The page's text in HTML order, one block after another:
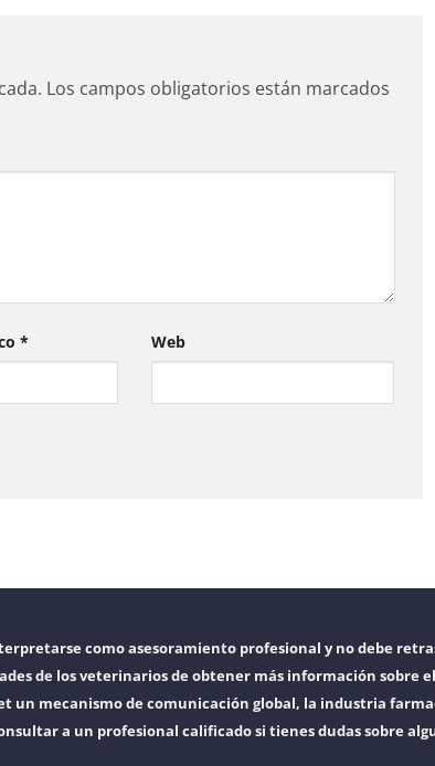
Los campos obligatorios están marcados
* Web
como asesoramiento profesional y no debe
de los veterinarios de obtener más información sobre
un mecanismo de comunicación global, la industria
a un profesional calificado si tienes dudas sobre